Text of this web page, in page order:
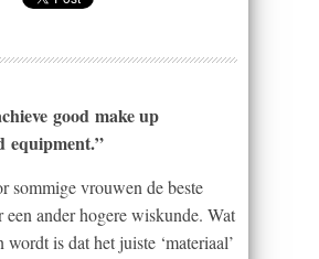
good make up
equipment.”
sommige vrouwen de beste
ander hogere wiskunde. Wat
wordt is dat het juiste ‘materiaal’